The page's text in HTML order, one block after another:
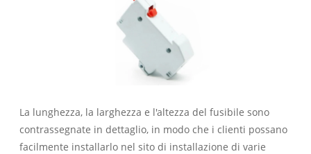
La lunghezza, la larghezza e l'altezza del fusibile sono
contrassegnate in dettaglio, in modo che i clienti possano
facilmente installarlo nel sito di installazione di varie